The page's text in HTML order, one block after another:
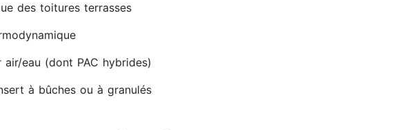
des toitures terrasses
air/eau (dont PAC hybrides)
à bûches ou à granulés